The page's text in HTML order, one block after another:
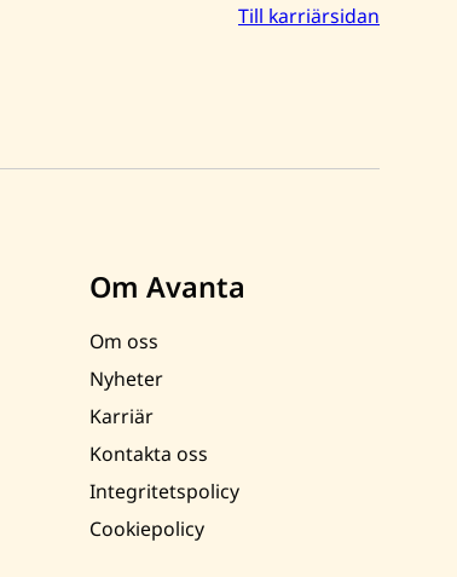
Till karriärsidan
Om Avanta
Om oss
Nyheter
Karriär
Kontakta oss
Integritetspolicy
Cookiepolicy